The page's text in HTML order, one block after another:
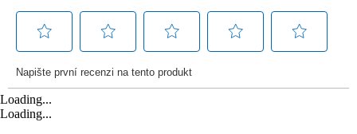
Loading...
Loading...